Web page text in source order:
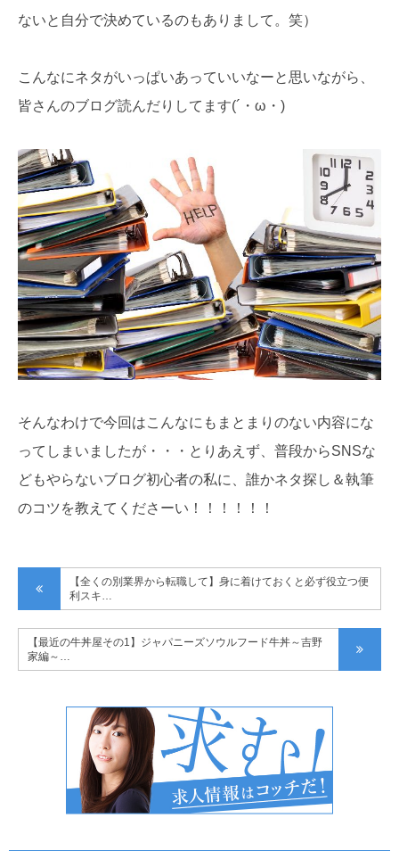
ないと自分で決めているのもありまして。笑）
こんなにネタがいっぱいあっていいなーと思いながら、
皆さんのブログ読んだりしてます(´・ω・)
そんなわけで今回はこんなにもまとまりのない内容にな
ってしまいましたが・・・とりあえず、普段からSNSな
どもやらないブログ初心者の私に、誰かネタ探し＆執筆
のコツを教えてくださーい！！！！！！
【全くの別業界から転職して】身に着けておくと必ず役立つ便
利スキ…
【最近の牛丼屋その1】ジャパニーズソウルフード牛丼～吉野
家編～…